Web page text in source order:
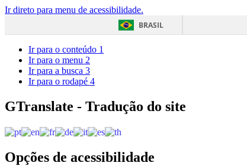
Ir direto para menu de acessibilidade.
BRASIL
Ir para o conteúdo 1
Ir para o menu 2
Ir para a busca 3
Ir para o rodapé 4
GTranslate - Tradução do site
Opções de acessibilidade